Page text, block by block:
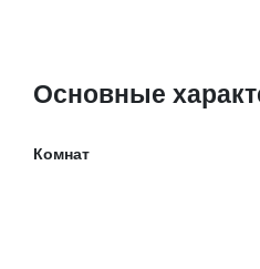
Основные
Комнат